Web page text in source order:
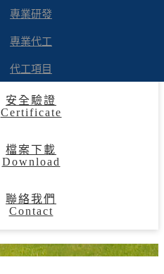
專業研發
專業代工
代工項目
安全驗證
Certificate
檔案下載
Download
聯絡我們
Contact